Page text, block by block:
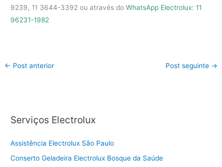
9239, 11 3644-3392 ou através doWhatsApp Electrolux: 11
96231-1982
← Post anterior Post seguinte →
Serviços Electrolux
Assistência Electrolux São Paulo
Conserto Geladeira Electrolux Bosque da Saúde